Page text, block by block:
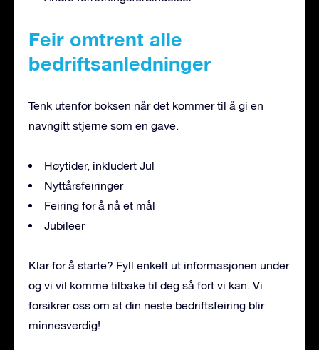
Feir omtrent alle
bedriftsanledninger
Tenk utenfor boksen når det kommer til å gi en
navngitt stjerne som en gave.
Høytider, inkludert Jul
Nyttårsfeiringer
Feiring for å nå et mål
Jubileer
Klar for å starte? Fyll enkelt ut informasjonen under
og vi vil komme tilbake til deg så fort vi kan. Vi
forsikrer oss om at din neste bedriftsfeiring blir
minnesverdig!